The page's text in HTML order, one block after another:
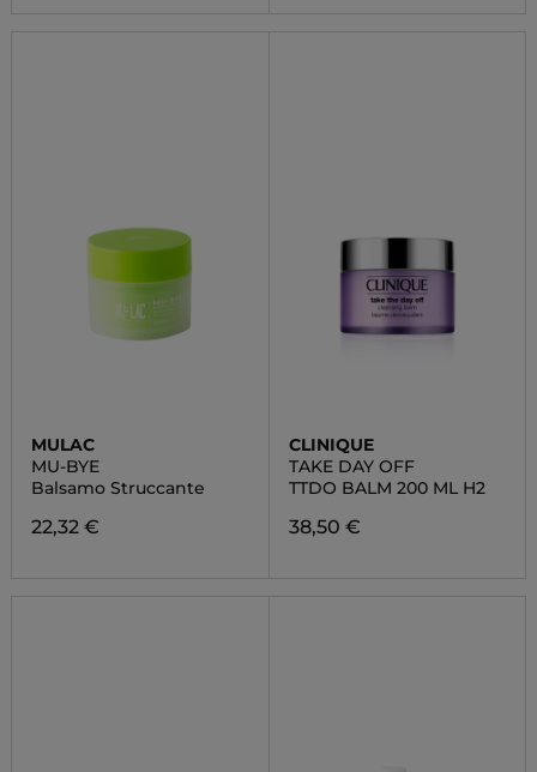
MULAC
MU-BYE
Balsamo Struccante
22,32 €
CLINIQUE
TAKE DAY OFF
TTDO BALM 200 ML H2
38,50 €